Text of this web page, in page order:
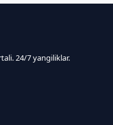
24/7 yangiliklar.